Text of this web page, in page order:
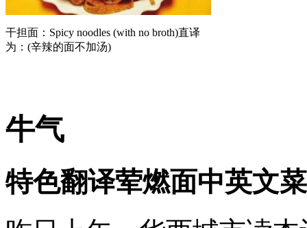
干担面：Spicy noodles (with no broth)直译
为：(辛辣的面不加汤)
牛气
特色翻译荤燃面中英文